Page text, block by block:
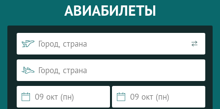
АВИАБИЛЕТЫ